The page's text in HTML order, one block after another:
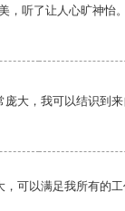
，听了让人心旷神怡。
大，我可以结识到来
，可以满足我所有的